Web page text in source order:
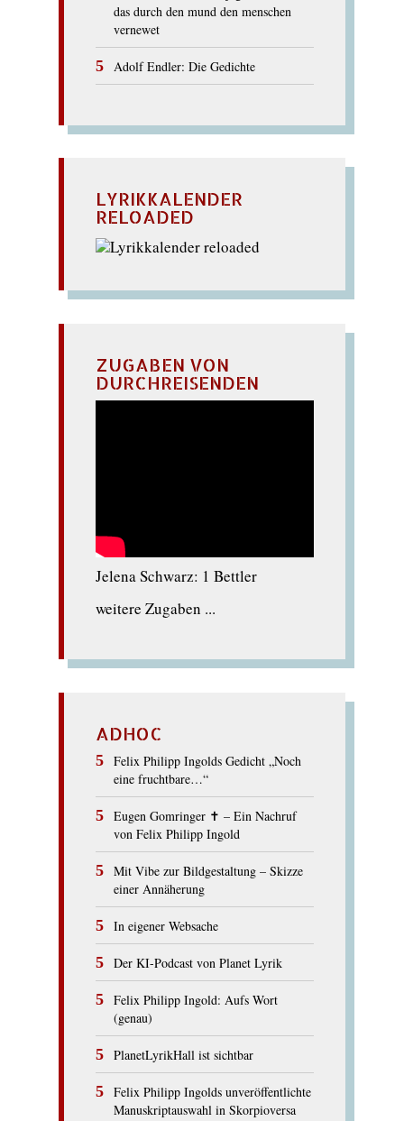
das durch den mund den menschen
vernewet
Adolf Endler: Die Gedichte
LYRIKKALENDER
RELOADED
ZUGABEN VON
DURCHREISENDEN
Jelena Schwarz: 1 Bettler
weitere Zugaben ...
ADHOC
Felix Philipp Ingolds Gedicht „Noch
eine fruchtbare…“
Eugen Gomringer ✝︎ – Ein Nachruf
von Felix Philipp Ingold
Mit Vibe zur Bildgestaltung – Skizze
einer Annäherung
In eigener Websache
Der KI-Podcast von Planet Lyrik
Felix Philipp Ingold: Aufs Wort
(genau)
PlanetLyrikHall ist sichtbar
Felix Philipp Ingolds unveröffentlichte
Manuskriptauswahl in Skorpioversa